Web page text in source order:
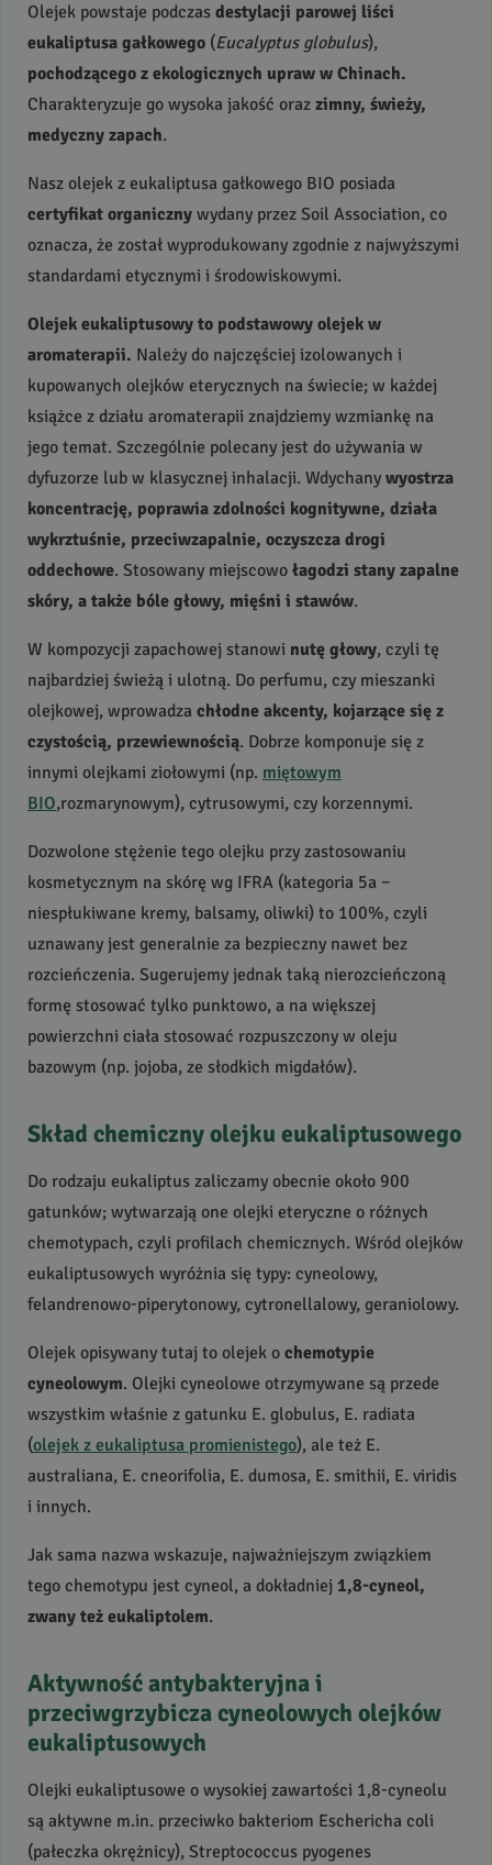
Olejek powstaje podczas destylacji parowej liści
eukaliptusa gałkowego (Eucalyptus globulus),
pochodzącego z ekologicznych upraw w Chinach.
Charakteryzuje go wysoka jakość oraz zimny, świeży,
medyczny zapach.
Nasz olejek z eukaliptusa gałkowego BIO posiada
certyfikat organiczny wydany przez Soil Association, co
oznacza, że został wyprodukowany zgodnie z najwyższymi
standardami etycznymi i środowiskowymi.
Olejek eukaliptusowy to podstawowy olejek w
aromaterapii. Należy do najczęściej izolowanych i
kupowanych olejków eterycznych na świecie; w każdej
książce z działu aromaterapii znajdziemy wzmiankę na
jego temat. Szczególnie polecany jest do używania w
dyfuzorze lub w klasycznej inhalacji. Wdychany wyostrza
koncentrację, poprawia zdolności kognitywne, działa
wykrztuśnie, przeciwzapalnie, oczyszcza drogi
oddechowe. Stosowany miejscowo łagodzi stany zapalne
skóry, a także bóle głowy, mięśni i stawów.
W kompozycji zapachowej stanowi nutę głowy, czyli tę
najbardziej świeżą i ulotną. Do perfumu, czy mieszanki
olejkowej, wprowadza chłodne akcenty, kojarzące się z
czystością, przewiewnością. Dobrze komponuje się z
innymi olejkami ziołowymi (np. miętowym
BIO,rozmarynowym), cytrusowymi, czy korzennymi.
Dozwolone stężenie tego olejku przy zastosowaniu
kosmetycznym na skórę wg IFRA (kategoria 5a –
niespłukiwane kremy, balsamy, oliwki) to 100%, czyli
uznawany jest generalnie za bezpieczny nawet bez
rozcieńczenia. Sugerujemy jednak taką nierozcieńczoną
formę stosować tylko punktowo, a na większej
powierzchni ciała stosować rozpuszczony w oleju
bazowym (np. jojoba, ze słodkich migdałów).
Skład chemiczny olejku eukaliptusowego
Do rodzaju eukaliptus zaliczamy obecnie około 900
gatunków; wytwarzają one olejki eteryczne o różnych
chemotypach, czyli profilach chemicznych. Wśród olejków
eukaliptusowych wyróżnia się typy: cyneolowy,
felandrenowo-piperytonowy, cytronellalowy, geraniolowy.
Olejek opisywany tutaj to olejek o chemotypie
cyneolowym. Olejki cyneolowe otrzymywane są przede
wszystkim właśnie z gatunku E. globulus, E. radiata
(olejek z eukaliptusa promienistego), ale też E.
australiana, E. cneorifolia, E. dumosa, E. smithii, E. viridis
i innych.
Jak sama nazwa wskazuje, najważniejszym związkiem
tego chemotypu jest cyneol, a dokładniej 1,8-cyneol,
zwany też eukaliptolem.
Aktywność antybakteryjna i
przeciwgrzybicza cyneolowych olejków
eukaliptusowych
Olejki eukaliptusowe o wysokiej zawartości 1,8-cyneolu
są aktywne m.in. przeciwko bakteriom Eschericha coli
(pałeczka okrężnicy), Streptococcus pyogenes